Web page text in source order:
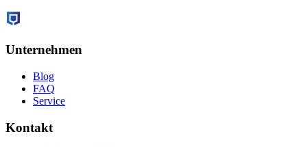
Unternehmen
Blog
FAQ
Service
Kontakt